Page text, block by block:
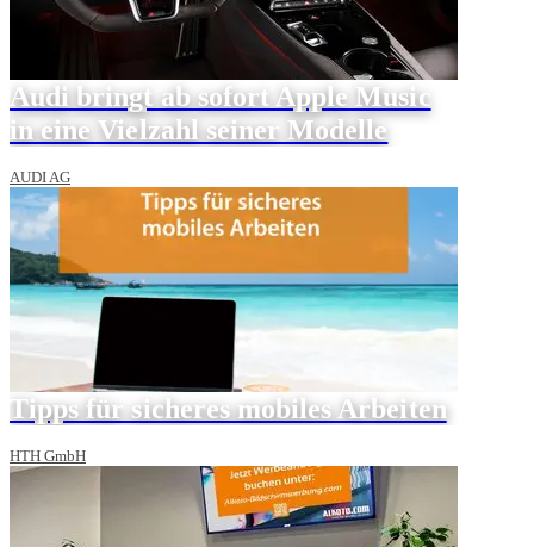
Audi bringt ab sofort Apple Music
in eine Vielzahl seiner Modelle
AUDI AG
Tipps für sicheres mobiles Arbeiten
HTH GmbH